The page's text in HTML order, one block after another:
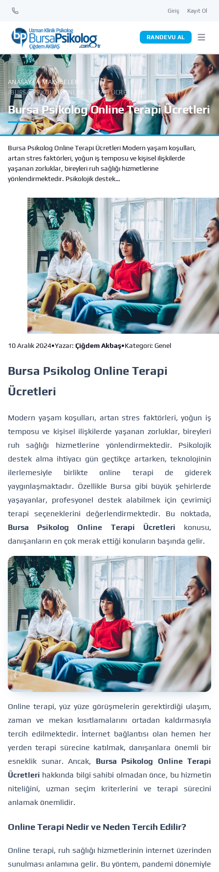
Giriş Kayıt Ol
RANDEVU AL
ANASAYFA/MAKALELER
/BURSA PSIKOLOG ONLINE TERAPI ÜCRETLERI
Bursa Psikolog Online Terapi Ücretleri
Bursa Psikolog Online Terapi Ücretleri Modern yaşam koşulları,
artan stres faktörleri, yoğun iş temposu ve kişisel ilişkilerde
yaşanan zorluklar, bireyleri ruh sağlığı hizmetlerine
yönlendirmektedir. Psikolojik destek…
10 Aralık 2024•Yazar: Çiğdem Akbaş•Kategori: Genel
Bursa Psikolog Online Terapi
Ücretleri
Modern yaşam koşulları, artan stres faktörleri, yoğun iş
temposu ve kişisel ilişkilerde yaşanan zorluklar, bireyleri
ruh sağlığı hizmetlerine yönlendirmektedir. Psikolojik
destek alma ihtiyacı gün geçtikçe artarken, teknolojinin
ilerlemesiyle birlikte online terapi de giderek
yaygınlaşmaktadır. Özellikle Bursa gibi büyük şehirlerde
yaşayanlar, profesyonel destek alabilmek için çevrimiçi
terapi seçeneklerini değerlendirmektedir. Bu noktada,
Bursa Psikolog Online Terapi Ücretleri konusu,
danışanların en çok merak ettiği konuların başında gelir.
Online terapi, yüz yüze görüşmelerin gerektirdiği ulaşım,
zaman ve mekan kısıtlamalarını ortadan kaldırmasıyla
tercih edilmektedir. İnternet bağlantısı olan hemen her
yerden terapi sürecine katılmak, danışanlara önemli bir
esneklik sunar. Ancak, Bursa Psikolog Online Terapi
Ücretleri hakkında bilgi sahibi olmadan önce, bu hizmetin
niteliğini, uzman seçim kriterlerini ve terapi sürecini
anlamak önemlidir.
Online Terapi Nedir ve Neden Tercih Edilir?
Online terapi, ruh sağlığı hizmetlerinin internet üzerinden
sunulması anlamına gelir. Bu yöntem, pandemi dönemiyle